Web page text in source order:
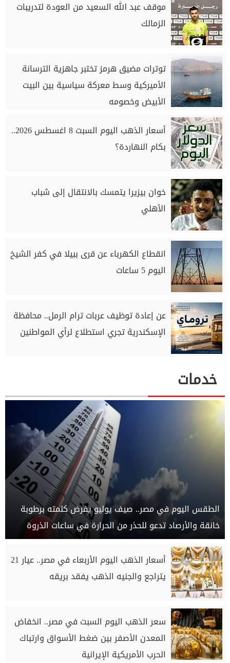
موقف عبد الله السعيد من العودة لتدريبات
الزمالك
توترات مضيق هرمز تختبر جاهزية الترسانة
الأميركية وسط معركة سياسية بين البيت
الأبيض وخصومه
أسعار الذهب اليوم السبت 8 اغسطس 2026..
بكام النهاردة؟
خوان بيزيرا يتمسك بالانتقال إلى شباب
الأهلي
انقطاع الكهرباء عن قرى ببيلا في كفر الشيخ
اليوم 5 ساعات
عن إعادة توظيف عربات ترام الرمل.. محافظة
الإسكندرية تجري استطلاع لرأي المواطنين
خدمات
الطقس اليوم في مصر.. صيف يوليو يفرض كلمته برطوبة
خانقة والأرصاد تدعو للحذر من الحرارة في ساعات الذروة
أسعار الذهب اليوم الأربعاء في مصر.. عيار 21
يتراجع والجنيه الذهب يفقد بريقه
سعر الذهب اليوم السبت في مصر.. انخفاض
المعدن الأصفر بين ضغط الأسواق وارتباك
الحرب الأمريكية الإيرانية